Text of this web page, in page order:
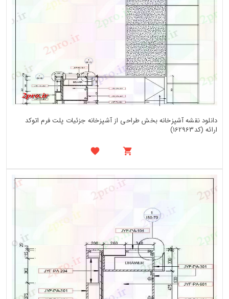
دانلود نقشه آشپزخانه بخش طراحی از آشپزخانه جزئیات پلت فرم اتوکد
ارائه (کد162963)